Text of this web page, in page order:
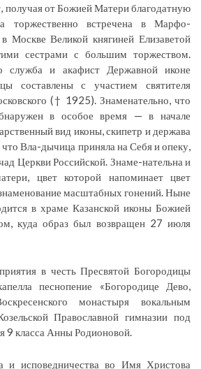
получая от Божией Матери благодатную
торжественно встречена в Марфо-
Москве Великой княгиней Елизаветой
сестрами с большим торжеством.
служба и акафист Державной иконе
составлены с участием святителя
(† 1925). Знаменательно, что
в особое время — в начале
вид иконы, скипетр и держава
Вла-дычица приняла на Себя и опеку,
Церкви Российской. Знаме-нательна и
цвет которой напоминает цвет
масштабных гонений. Ныне
в храме Казанской иконы Божией
куда образ был возвращен 27 июля
в честь Пресвятой Богородицы
песнопение «Богородице Дево,
монастыря вокальным
Православной гимназии под
9 класса Анны Родионовой.
и исповедничества во Имя Христова